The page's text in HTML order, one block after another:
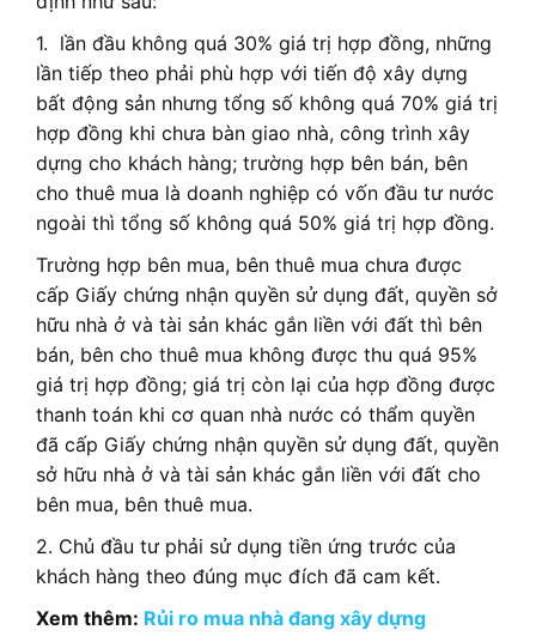
1. lần đầu không quá 30% giá trị hợp đồng, những
lần tiếp theo phải phù hợp với tiến độ xây dựng
bất động sản nhưng tổng số không quá 70% giá trị
hợp đồng khi chưa bàn giao nhà, công trình xây
dựng cho khách hàng; trường hợp bên bán, bên
cho thuê mua là doanh nghiệp có vốn đầu tư nước
ngoài thì tổng số không quá 50% giá trị hợp đồng.
Trường hợp bên mua, bên thuê mua chưa được
cấp Giấy chứng nhận quyền sử dụng đất, quyền sở
hữu nhà ở và tài sản khác gắn liền với đất thì bên
bán, bên cho thuê mua không được thu quá 95%
giá trị hợp đồng; giá trị còn lại của hợp đồng được
thanh toán khi cơ quan nhà nước có thẩm quyền
đã cấp Giấy chứng nhận quyền sử dụng đất, quyền
sở hữu nhà ở và tài sản khác gắn liền với đất cho
bên mua, bên thuê mua.
2. Chủ đầu tư phải sử dụng tiền ứng trước của
khách hàng theo đúng mục đích đã cam kết.
Xem thêm: Rủi ro mua nhà đang xây dựng